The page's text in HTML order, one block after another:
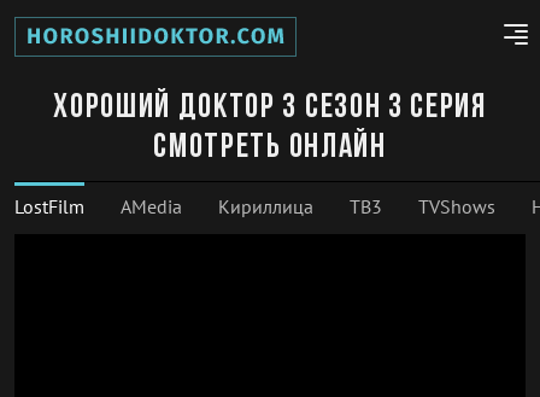
Хороший доктор 3 сезон 3 серия
смотреть онлайн
LostFilm AMedia Кириллица ТВ3 TVShows